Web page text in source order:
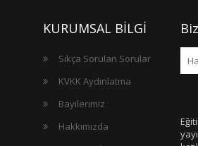
KURUMSAL BİLGİ
Sıkça Sorulan Sorular
KVKK Aydınlatma
Bayilerimiz
Hakkımızda